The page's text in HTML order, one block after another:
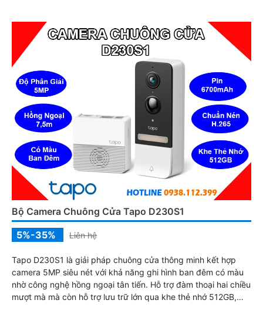
Bộ Camera Chuông Cửa Tapo D230S1
5%-35%
Liên hệ
Tapo D230S1 là giải pháp chuông cửa thông minh kết hợp
camera 5MP siêu nét với khả năng ghi hình ban đêm có màu
nhờ công nghệ hồng ngoại tân tiến. Hỗ trợ đàm thoại hai chiều
mượt mà mà còn hỗ trợ lưu trữ lớn qua khe thẻ nhớ 512GB,